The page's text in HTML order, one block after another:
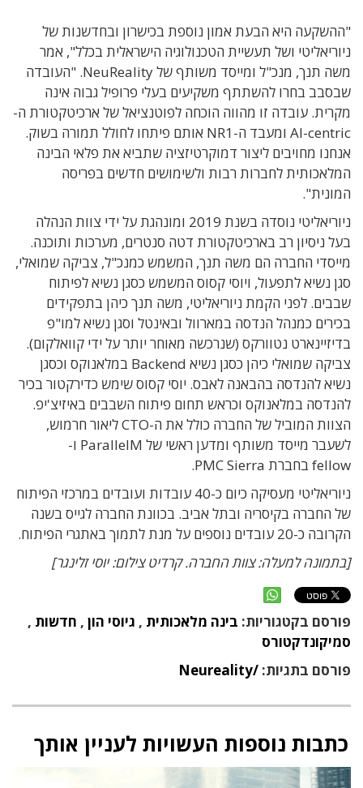
"ההשקעה היא הבעת אמון נוספת בכישרון ובחדשנות של
ניוריאליטי ושל תעשיית הטכנולוגיה הישראלית בכלל", אמר
משה תנך, מנכ"ל ומייסד משותף של NeuReality. "העובדה
שבסבב בחרו להשתתף משקיעים בעלי פרופיל גבוה אינה
מקרית. עובדה זו מהווה הוכחה לפוטנציאל של ארכיטקטורת ה-
AI-centric ומעבד ה-NR1 אותם פיתחו לחולל תמורה בשוק.
אנחנו מחויבים ליצור דמוקרטיזציה שתביא את פלאי הבינה
המלאכותית לחברות רבות ולשימושים חדשים בפריסה
המונית".
ניוריאליטי נוסדה בשנת 2019 ומונהגת על ידי צוות הנהלה
בעל ניסיון רב בארכיטקטורת דטה סנטרים, מערכות ותוכנה.
מייסדי החברה הם משה תנך, המשמש כמנכ"ל, צביקה שמואלי,
סגן נשיא לתפעול, ויוסי קסוס המשמש כסגן נשיא לפיתוח
שבבים. לפני הקמת ניוריאליטי, משה תנך כיהן בתפקידים
בכירים כמנהל הנדסה במארוול ובאינטל וסגן נשיא למו"פ
בדיזיינארט נטוורקס (שנרכשה מאוחר יותר על ידי קוואלקום).
צביקה שמואלי כיהן כסגן נשיא Backend במלאנוקס וכסגן
נשיא להנדסה בהבאנה לאבס. יוסי קסוס שימש כדירקטור בכיר
להנדסה במלאנוקס וכראש תחום פיתוח השבבים באיזיצ'יפ.
הצוות המוביל של החברה כולל את ה-CTO ליאור חרמוש,
לשעבר מייסד משותף ומדען ראשי של ParallelM ו-
fellow בחברת PMC Sierra.
ניוריאליטי מעסיקה כיום כ-40 עובדות ועובדים במרכזי הפיתוח
של החברה בקיסריה ובתל אביב. בכוונת החברה לגייס בשנה
הקרובה כ-20 עובדים נוספים על מנת לתמוך באתגרי הפיתוח.
[בתמונה למעלה: צוות החברה. קרדיט צילום: יוסי זלינגר]
פורסם בקטגוריות: בינה מלאכותית , גיוסי הון , חדשות ,
סמיקונדקטורס
פורסם בתגיות: /Neureality
כתבות נוספות העשויות לעניין אותך